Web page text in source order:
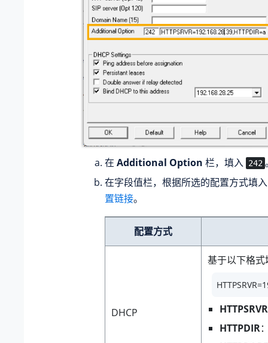
在 Additional Option 栏，填入 242
在字段值栏，根据所选的配置方式填
置链接。
配置方式
DHCP
基于以下格
HTTPSRVR
HTTPDIR